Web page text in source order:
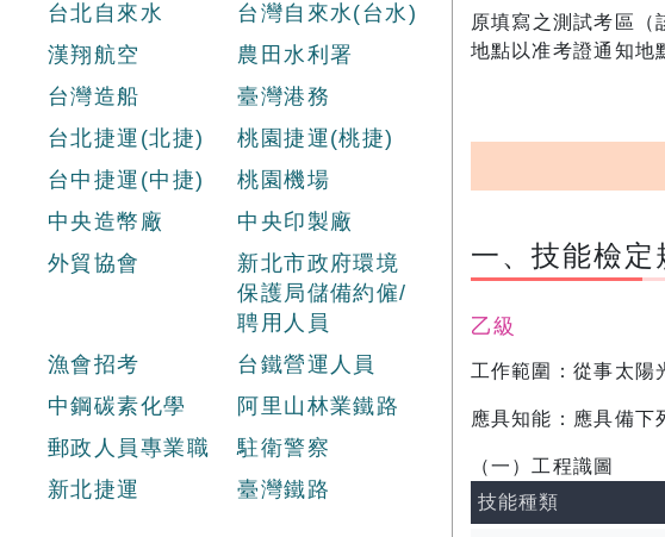
台北自來水
台灣自來水(台水)
漢翔航空
農田水利署
台灣造船
臺灣港務
台北捷運(北捷)
桃園捷運(桃捷)
台中捷運(中捷)
桃園機場
中央造幣廠
中央印製廠
外貿協會
新北市政府環境
保護局儲備約僱/
聘用人員
漁會招考
台鐵營運人員
中鋼碳素化學
阿里山林業鐵路
郵政人員專業職
駐衛警察
新北捷運
臺灣鐵路
原填寫之測試考區
地點以准考證通知地
一、技能檢定
乙級
工作範圍：從事太陽
應具知能：應具備下
（一）工程識圖
技能種類